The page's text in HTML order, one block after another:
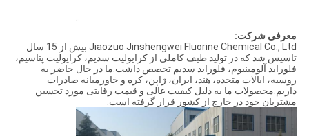
معرفی شرکت:
Jiaozuo Jinshengwei Fluorine Chemical Co., Ltd بیش از 15 سال
تاسیس شد که در تولید طیف کاملی از کرایولیت سدیم، کرایولیت پتاسیم،
فلوراید آلومینیوم، فلوراید سدیم تخصص داشت.ما در حال حاضر به
روسیه، ایالات متحده، هند، ایران، ژاپن، کره و خاورمیانه صادرات
داریم.محصولات ما به دلیل کیفیت عالی و قیمت رقابتی مورد تحسین
مشتریان خود در خارج از کشور قرار گرفته است.